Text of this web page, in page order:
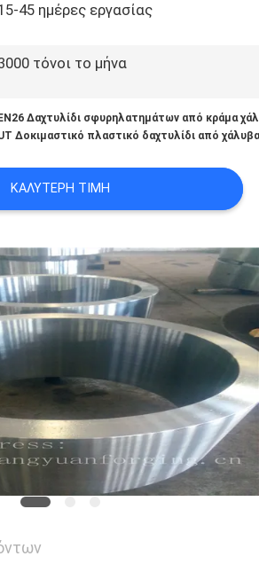
45 ημέρες εργασίας
τόνοι το μήνα
EN26 Δαχτυλίδι σφυρηλατημάτων από κράμα
Δοκιμαστικό πλαστικό δαχτυλίδι από
ΚΑΛΎΤΕΡΗ ΤΙΜΉ